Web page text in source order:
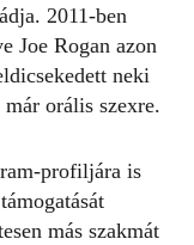
2011-ben
Joe Rogan azon
neki
orális szexre.
profiljára is
más szakmát